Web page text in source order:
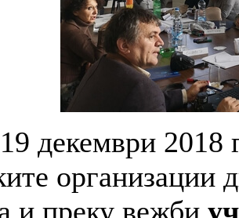
декември 2018
организации
и преку вежби